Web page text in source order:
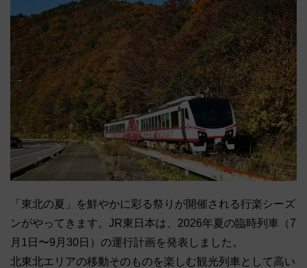
「東北の夏」を鮮やかに彩る祭りが開催される行楽シーズ
ンがやってきます。JR東日本は、2026年夏の臨時列車（7
月1日〜9月30日）の運行計画を発表しました。
北東北エリアの移動そのものを楽しむ観光列車として高い